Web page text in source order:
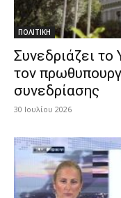
ΠΟΛΙΤΙΚΗ
Συνεδριάζει
τον
συνεδρίασης
30 Ιουλίου 2026